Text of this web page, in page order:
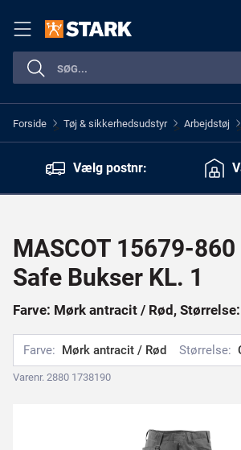
Forside > Tøj & sikkerhedsudstyr > Arbejdstøj >
Vælg postnr:
MASCOT 15679-
Safe Bukser KL. 1
Farve: Mørk antracit / Rød,
Farve: Mørk antracit / Rød Størrelse:
Varenr. 2880 1738190